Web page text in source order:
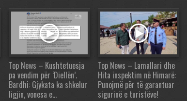
Top News – Kushtetuesja
pa vendim për ‘Diellën’.
Bardhi: Gjykata ka shkelur
ligjin, vonesa e…
Top News – Lamallari dhe
Hita inspektim në Himarë:
Punojmë për të garantuar
sigurinë e turistëve!